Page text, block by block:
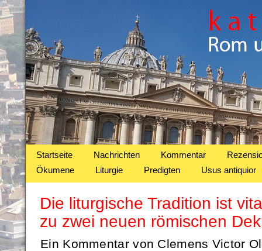
Startseite Nachrichten Kommentar
Ökumene
Liturgie Predigten Usus antiquior
Die liturgische Tradition ist
zu zwei neuen römischen
Ein Kommentar von Clemens Victor